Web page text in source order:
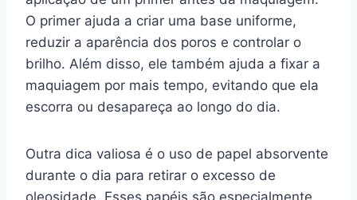
O primer ajuda a criar uma base uniforme,
reduzir a aparência dos poros e controlar o
brilho. Além disso, ele também ajuda a fixar a
maquiagem por mais tempo, evitando que ela
escorra ou desapareça ao longo do dia.
Outra dica valiosa é o uso de papel absorvente
durante o dia para retirar o excesso de
oleosidade. Esses papéis são especialmente